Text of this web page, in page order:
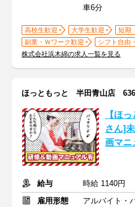
車6分
高校生歓迎 大学生歓迎
短期
副業・Ｗワーク歓迎
シフト自由
株式会社浜木綿の求人一覧を見る
ほっともっと 半田青山店
【ほ
さん]
画マニ
給与
時給 1140円
雇用形態
アルバイト・